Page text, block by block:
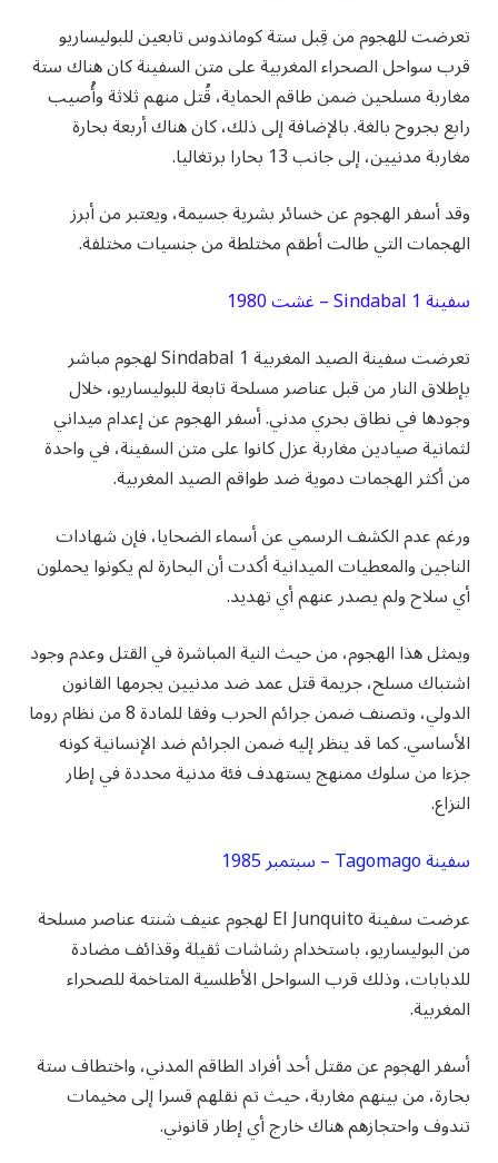
تعرضت للهجوم من قِبل ستة كوماندوس تابعين للبوليساريو
قرب سواحل الصحراء المغربية على متن السفينة كان هناك ستة
مغاربة مسلحين ضمن طاقم الحماية، قُتل منهم ثلاثة وأُصيب
رابع بجروح بالغة. بالإضافة إلى ذلك، كان هناك أربعة بحارة
مغاربة مدنيين، إلى جانب 13 بحارا برتغاليا.
وقد أسفر الهجوم عن خسائر بشرية جسيمة، ويعتبر من أبرز
الهجمات التي طالت أطقم مختلطة من جنسيات مختلفة.
سفينة Sindabal 1 – غشت 1980
تعرضت سفينة الصيد المغربية Sindabal 1 لهجوم مباشر
بإطلاق النار من قبل عناصر مسلحة تابعة للبوليساريو، خلال
وجودها في نطاق بحري مدني. أسفر الهجوم عن إعدام ميداني
لثمانية صيادين مغاربة عزل كانوا على متن السفينة، في واحدة
من أكثر الهجمات دموية ضد طواقم الصيد المغربية.
ورغم عدم الكشف الرسمي عن أسماء الضحايا، فإن شهادات
الناجين والمعطيات الميدانية أكدت أن البحارة لم يكونوا يحملون
أي سلاح ولم يصدر عنهم أي تهديد.
ويمثل هذا الهجوم، من حيث النية المباشرة في القتل وعدم وجود
اشتباك مسلح، جريمة قتل عمد ضد مدنيين يجرمها القانون
الدولي، وتصنف ضمن جرائم الحرب وفقا للمادة 8 من نظام روما
الأساسي. كما قد ينظر إليه ضمن الجرائم ضد الإنسانية كونه
جزءا من سلوك ممنهج يستهدف فئة مدنية محددة في إطار
النزاع.
سفينة Tagomago – سبتمبر 1985
عرضت سفينة El Junquito لهجوم عنيف شنته عناصر مسلحة
من البوليساريو، باستخدام رشاشات ثقيلة وقذائف مضادة
للدبابات، وذلك قرب السواحل الأطلسية المتاخمة للصحراء
المغربية.
أسفر الهجوم عن مقتل أحد أفراد الطاقم المدني، واختطاف ستة
بحارة، من بينهم مغاربة، حيث تم نقلهم قسرا إلى مخيمات
تندوف واحتجازهم هناك خارج أي إطار قانوني.